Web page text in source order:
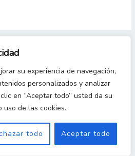
su experiencia de navegación,
personalizados y analizar
en “Aceptar todo” usted da su
uso de las cookies.
todo Aceptar todo